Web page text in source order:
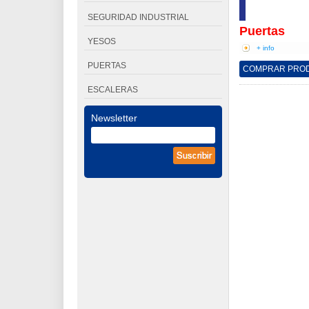
Puertas
+ info
COMPRAR
SEGURIDAD INDUSTRIAL
YESOS
PUERTAS
ESCALERAS
Newsletter